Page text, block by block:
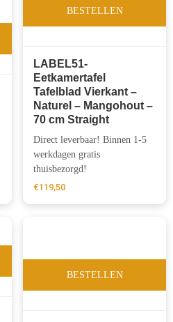
BESTELLEN
LABEL51-
Eetkamertafel
Tafelblad Vierkant –
Naturel – Mangohout –
70 cm Straight
Direct leverbaar! Binnen 1-5
werkdagen gratis
thuisbezorgd!
€119,50
BESTELLEN